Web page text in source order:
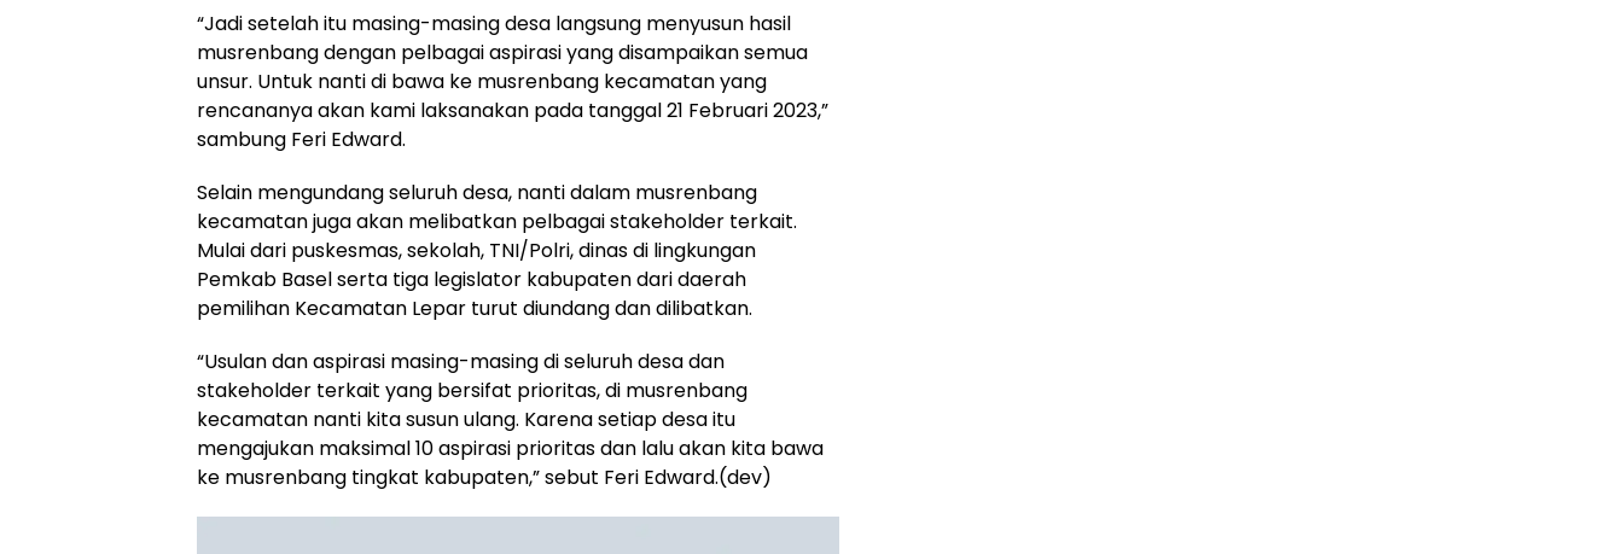
“Jadi setelah itu masing-masing desa langsung menyusun hasil
musrenbang dengan pelbagai aspirasi yang disampaikan semua
unsur. Untuk nanti di bawa ke musrenbang kecamatan yang
rencananya akan kami laksanakan pada tanggal 21 Februari 2023,”
sambung Feri Edward.
Selain mengundang seluruh desa, nanti dalam musrenbang
kecamatan juga akan melibatkan pelbagai stakeholder terkait.
Mulai dari puskesmas, sekolah, TNI/Polri, dinas di lingkungan
Pemkab Basel serta tiga legislator kabupaten dari daerah
pemilihan Kecamatan Lepar turut diundang dan dilibatkan.
“Usulan dan aspirasi masing-masing di seluruh desa dan
stakeholder terkait yang bersifat prioritas, di musrenbang
kecamatan nanti kita susun ulang. Karena setiap desa itu
mengajukan maksimal 10 aspirasi prioritas dan lalu akan kita bawa
ke musrenbang tingkat kabupaten,” sebut Feri Edward.(dev)